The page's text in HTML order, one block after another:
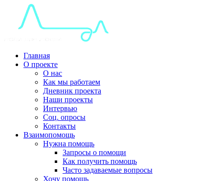
Главная
О проекте
О нас
Как мы работаем
Дневник проекта
Наши проекты
Интервью
Соц. опросы
Контакты
Взаимопомощь
Нужна помощь
Запросы о помощи
Как получить помощь
Часто задаваемые вопросы
Хочу помощь